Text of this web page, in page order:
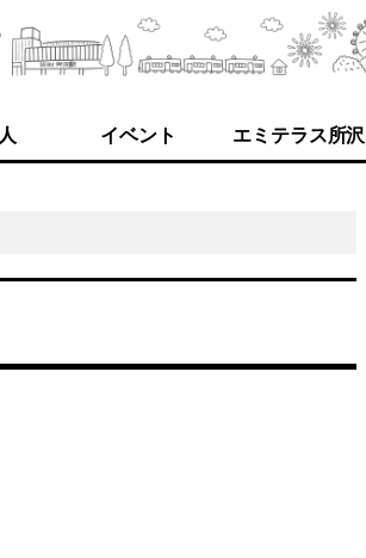
イベント エミテラス所沢